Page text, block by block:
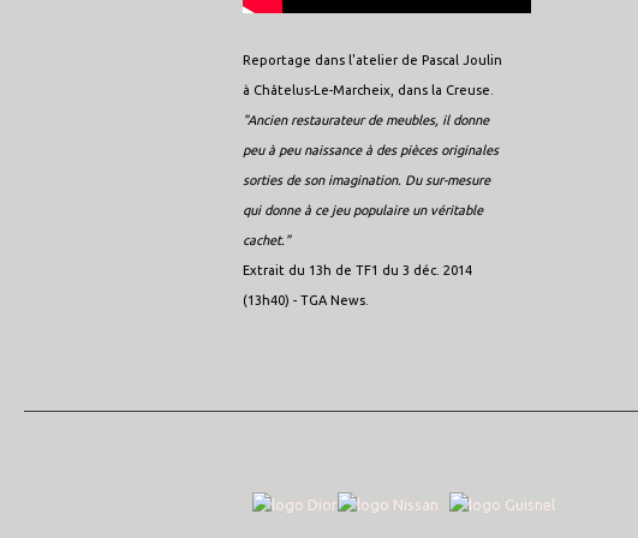
Reportage dans l'atelier de Pascal Joulin
à Châtelus-Le-Marcheix, dans la Creuse.
"Ancien restaurateur de meubles, il donne
peu à peu naissance à des pièces originales
sorties de son imagination. Du sur-mesure
qui donne à ce jeu populaire un véritable
cachet."
Extrait du 13h de TF1 du 3 déc. 2014
(13h40) - TGA News.